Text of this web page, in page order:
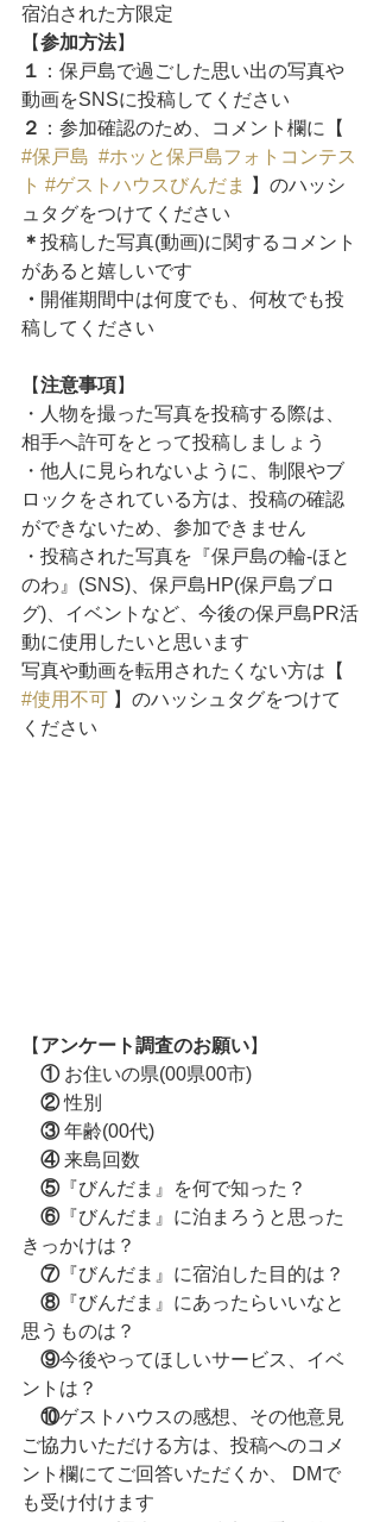
宿泊された方限定
【参加方法】
１ ：保戸島で過ごした思い出の写真や
動画をSNSに投稿してください
２ ：参加確認のため、コメント欄に【
#保戸島 #ホッと保戸島フォトコンテス
ト #ゲストハウスびんだま
】のハッシ
ュタグをつけてください
＊ 投稿した写真(動画)に関するコメント
があると嬉しいです
・ 開催期間中は何度でも、何枚でも投
稿してください
【注意事項】
・人物を撮った写真を投稿する際は、
相手へ許可をとって投稿しましょう
・他人に見られないように、制限やブ
ロックをされている方は、投稿の確認
ができないため、参加できません
・投稿された写真を『保戸島の輪-ほと
のわ』(SNS)、保戸島HP(保戸島ブロ
グ)、イベントなど、今後の保戸島PR活
動に使用したいと思います
写真や動画を転用されたくない方は【
#使用不可 】のハッシュタグをつけて
ください
【 アンケート調査のお願い】
① お住いの県(00県00市)
② 性別
③ 年齢(00代)
④ 来島回数
⑤『びんだま』を何で知った？
⑥『びんだま』に泊まろうと思った
きっかけは？
⑦『びんだま』に宿泊した目的は？
⑧『びんだま』にあったらいいなと
思うものは？
⑨今後やってほしいサービス、イベ
ントは？
⑩ゲストハウスの感想、その他意見
ご協力いただける方は、投稿へのコメ
ント欄にてご回答いただくか、 DMで
も受け付けます